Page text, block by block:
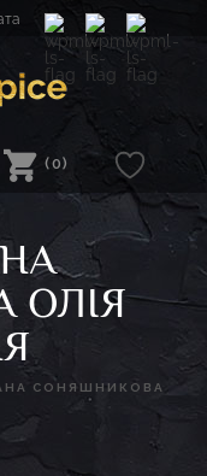
(0)
СОНЯШНИКОВА